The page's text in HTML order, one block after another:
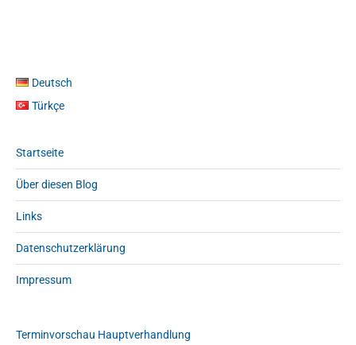
Deutsch
Türkçe
Startseite
Über diesen Blog
Links
Datenschutzerklärung
Impressum
Terminvorschau Hauptverhandlung